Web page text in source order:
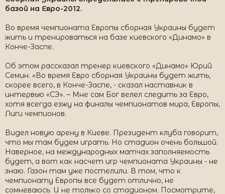
базой на Евро-2012.
Во время чемпионата Европы сборная Украины будет
жить и тренироваться на базе киевского «Динамо» в
Конче-Заспе.
Об этом рассказал тренер киевского «Динамо» Юрий
Семин. «Во время Евро сборная Украины будет жить,
скорее всего, в Конче-Заспе, - сказал наставник в
интервью «СЭ». – Мне сам Бог велел следить за Евро,
хотя всегда езжу на финалы чемпионатов мира, Европы,
Лиги чемпионов.
Видел новую арену в Киеве. Президент клуба говорит,
что мы там будем играть. Но стадион очень большой.
Наверное, на международных матчах заполняемость
будет, а вот как насчет игр чемпионата Украины - не
знаю. Газон там уже постелили. В том, что к
чемпионату Европы все будет отлично, не
сомневаюсь. И не только со стадионом. Посмотрите,